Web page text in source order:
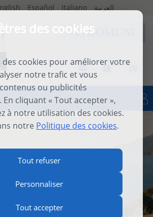
des cookies
cookies pour améliorer votre
notre trafic et vous
ou publicités
cliquant « Tout accepter »,
à notre utilisation des cookies.
notre Politique des cookies.
Tout refuser
Personnaliser
Tout accepter
Español Italiano العربية
Se connecter
SUMMER
SCHOOL 2026